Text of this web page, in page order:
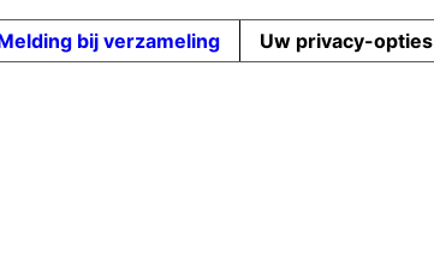
bij verzameling Uw privacy-opties